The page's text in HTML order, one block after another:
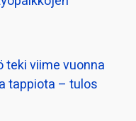
teki viime vuonna
tappiota – tulos